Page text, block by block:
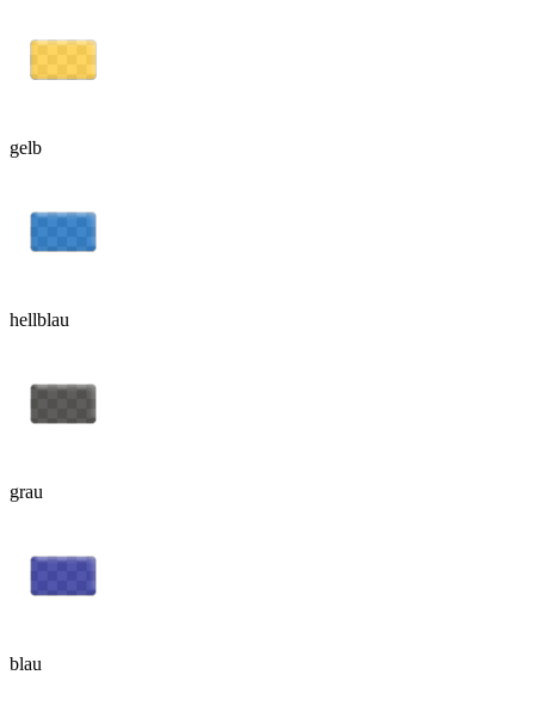
gelb
hellblau
grau
blau